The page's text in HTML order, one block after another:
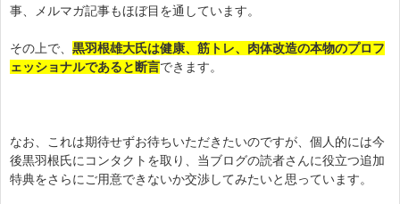
事、メルマガ記事もほぼ目を通しています。
その上で、 黒羽根雄大氏は健康、筋トレ、肉体改造の本物のプロフ
ェッショナルであると断言できます。
なお、これは期待せずお待ちいただきたいのですが、個人的には今
後黒羽根氏にコンタクトを取り、当ブログの読者さんに役立つ追加
特典をさらにご用意できないか交渉してみたいと思っています。